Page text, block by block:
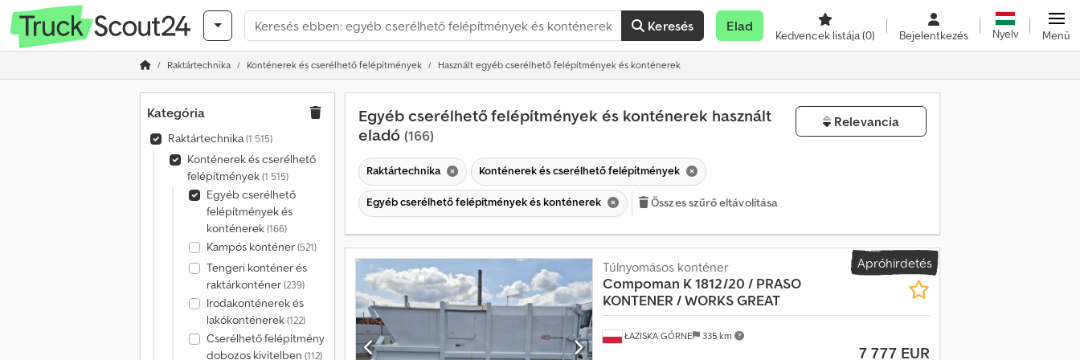
Keresés Elad
Kedvencek listája(0) Bejelentkezés Nyelv Menü
Raktártechnika Konténerek és cserélhető felépítmények Használt egyéb cserélhető felépítmények és konténerek
Kategória
Raktártechnika(1 515)
Konténerek és cserélhető
felépítmények(1 515)
Egyéb cserélhető
felépítmények és
konténerek(166)
Kampós konténer(521)
Tengeri konténer és
raktárkonténer(239)
Irodakonténerek és
lakókonténerek(122)
Cserélhető felépítmény
dobozos kivitelben (112)
Egyéb cserélhető felépítmények és konténerek használt
eladó (166)
Relevancia
Raktártechnika Konténerek és cserélhető felépítmények
Egyéb cserélhető felépítmények és konténerek Összes szűrő eltávolítása
Apróhirdetés
ŁAZISKA GÓRNE 335 km
Túlnyomásos konténer
Compoman K 1812/20 / PRASO
KONTENER / WORKS GREAT
7 777 EUR
r
t
é
k
e
s
t